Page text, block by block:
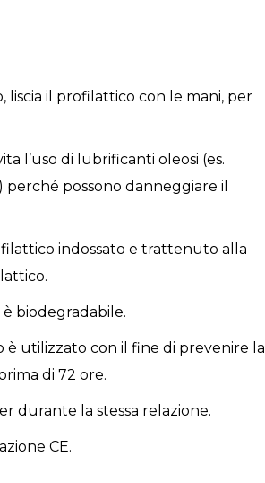
liscia il profilattico con le mani, per
l’uso di lubrificanti oleosi (es.
possono danneggiare il
indossato e trattenuto alla
biodegradabile.
utilizzato con il fine di prevenire la
di 72 ore.
durante la stessa relazione.
CE.